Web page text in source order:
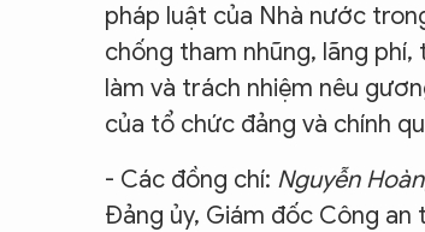
pháp luật của Nhà nước
chống tham nhũng, lãng
làm và trách nhiệm nêu
của tổ chức đảng và chính
- Các đồng chí: Nguyễn
Đảng ủy, Giám đốc Công an